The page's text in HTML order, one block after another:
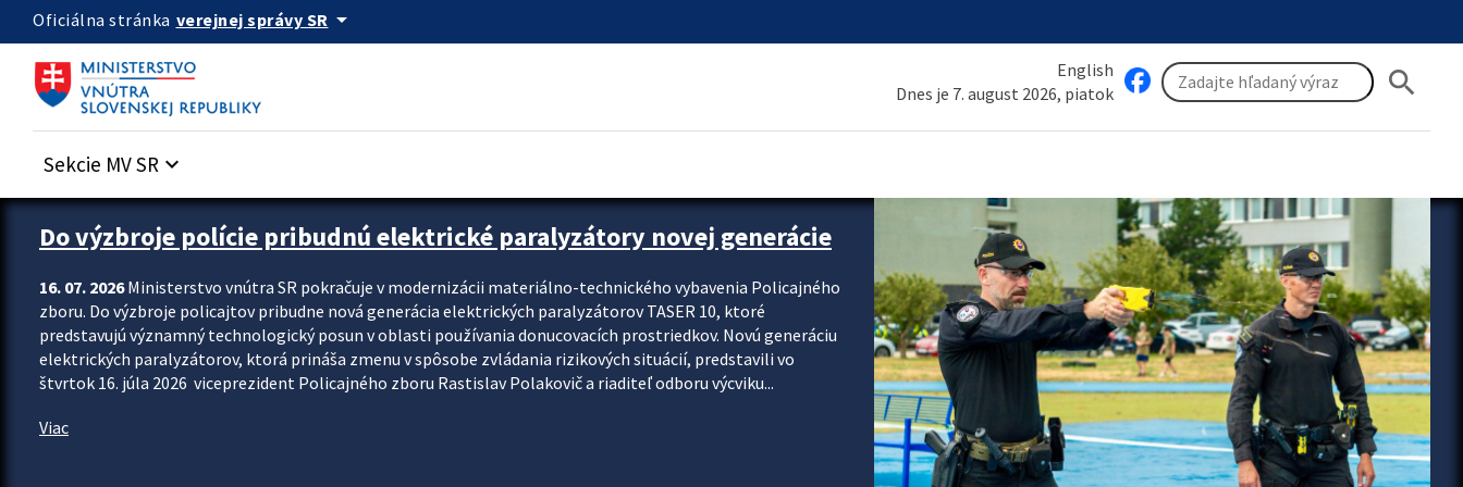
Preskocit na hlavný obsah
Oficiálna stránka verejnej správy SR arrow_drop_down
English
Dnes je 7. august 2026, piatok
search
Sekcie MV SR keyboard_arrow_down
Zastavit automatický posun upútavok
Do výzbroje polície pribudnú elektrické paralyzátory novej generácie
16. 07. 2026Ministerstvo vnútra SR pokračuje v modernizácii materiálno-technického vybavenia Policajného
zboru. Do výzbroje policajtov pribudne nová generácia elektrických paralyzátorov TASER 10, ktoré
predstavujú významný technologický posun v oblasti používania donucovacích prostriedkov. Novú generáciu
elektrických paralyzátorov, ktorá prináša zmenu v spôsobe zvládania rizikových situácií, predstavili vo
štvrtok 16. júla 2026 viceprezident Policajného zboru Rastislav Polakovič a riaditeľ odboru výcviku...
Viac